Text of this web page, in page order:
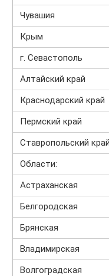
Чувашия
Крым
г. Севастополь
Алтайский край
Краснодарский край
Пермский край
Ставропольский край
Области:
Астраханская
Белгородская
Брянская
Владимирская
Волгоградская